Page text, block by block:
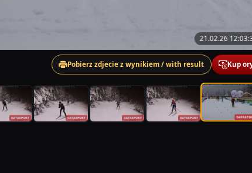
21.02.26
Pobierz zdjecie z wynikiem / with result Kup